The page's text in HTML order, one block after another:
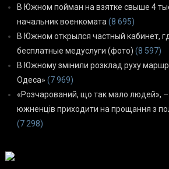
В Южном пойман на взятке свыше 4
начальник военкомата (8 695)
В Южном открылся частный кабинет,
бесплатные медуслуги (фото) (8 597)
В Южному змінили розклад руху
Одеса» (7 969)
«Розчарований, що так мало людей»,
южненців приходити на прощання з
(7 298)